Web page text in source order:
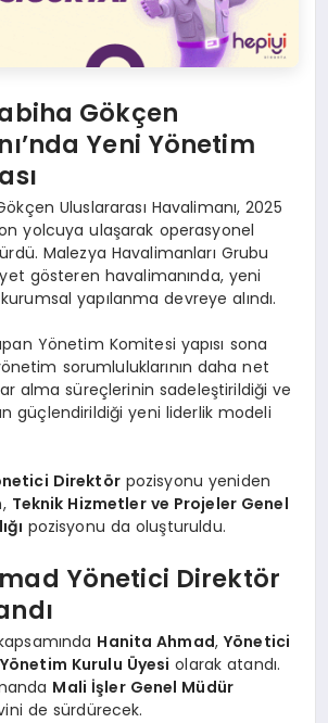
Gökçen
Yeni Yönetim
Uluslararası Havalimanı, 2025
yolcuya ulaşarak operasyonel
Malezya Havalimanları Grubu
gösteren havalimanında, yeni
yapılanma devreye alındı.
Yönetim Komitesi yapısı sona
sorumluluklarının daha net
alma süreçlerinin sadeleştirildiği ve
güçlendirildiği yeni liderlik modeli
Direktörpozisyonu yeniden
Teknik Hizmetler ve Projeler Genel
pozisyonu da oluşturuldu.
Yönetici Direktör
Hanita Ahmad, Yönetici
Kurulu Üyesi olarak atandı.
Mali İşler Genel Müdür
de sürdürecek.